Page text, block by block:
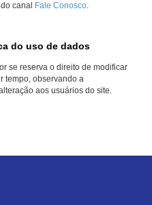
canal Fale Conosco.
do uso de dados
se reserva o direito de modificar
tempo, observando a
aos usuários do site.